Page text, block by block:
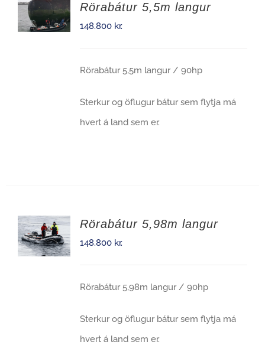
Rörabátur 5,5m langur
148.800 kr.
Rörabátur 5,5m langur / 90hp
Sterkur og öflugur bátur sem flytja má
hvert á land sem er.
Rörabátur 5,98m langur
148.800 kr.
Rörabátur 5,98m langur / 90hp
Sterkur og öflugur bátur sem flytja má
hvert á land sem er.